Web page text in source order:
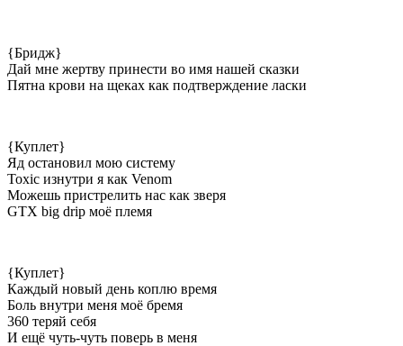
{Бридж}
Дай мне жертву принести во имя нашей сказки
Пятна крови на щеках как подтверждение ласки
{Куплет}
Яд остановил мою систему
Toxic изнутри я как Venom
Можешь пристрелить нас как зверя
GTX big drip моё племя
{Куплет}
Каждый новый день коплю время
Боль внутри меня моё бремя
360 теряй себя
И ещё чуть-чуть поверь в меня